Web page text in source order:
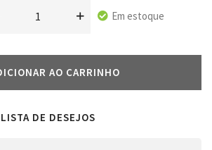
Em estoque
AO CARRINHO
DE DESEJOS